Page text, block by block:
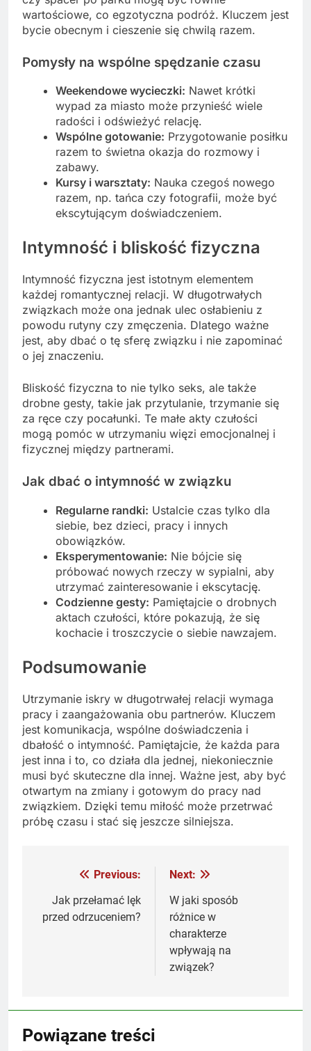
wartościowe, co egzotyczna podróż. Kluczem jest
bycie obecnym i cieszenie się chwilą razem.
Pomysły na wspólne spędzanie czasu
Weekendowe wycieczki: Nawet krótki
wypad za miasto może przynieść wiele
radości i odświeżyć relację.
Wspólne gotowanie: Przygotowanie posiłku
razem to świetna okazja do rozmowy i
zabawy.
Kursy i warsztaty: Nauka czegoś nowego
razem, np. tańca czy fotografii, może być
ekscytującym doświadczeniem.
Intymność i bliskość fizyczna
Intymność fizyczna jest istotnym elementem
każdej romantycznej relacji. W długotrwałych
związkach może ona jednak ulec osłabieniu z
powodu rutyny czy zmęczenia. Dlatego ważne
jest, aby dbać o tę sferę związku i nie zapominać
o jej znaczeniu.
Bliskość fizyczna to nie tylko seks, ale także
drobne gesty, takie jak przytulanie, trzymanie się
za ręce czy pocałunki. Te małe akty czułości
mogą pomóc w utrzymaniu więzi emocjonalnej i
fizycznej między partnerami.
Jak dbać o intymność w związku
Regularne randki: Ustalcie czas tylko dla
siebie, bez dzieci, pracy i innych
obowiązków.
Eksperymentowanie: Nie bójcie się
próbować nowych rzeczy w sypialni, aby
utrzymać zainteresowanie i ekscytację.
Codzienne gesty: Pamiętajcie o drobnych
aktach czułości, które pokazują, że się
kochacie i troszczycie o siebie nawzajem.
Podsumowanie
Utrzymanie iskry w długotrwałej relacji wymaga
pracy i zaangażowania obu partnerów. Kluczem
jest komunikacja, wspólne doświadczenia i
dbałość o intymność. Pamiętajcie, że każda para
jest inna i to, co działa dla jednej, niekoniecznie
musi być skuteczne dla innej. Ważne jest, aby być
otwartym na zmiany i gotowym do pracy nad
związkiem. Dzięki temu miłość może przetrwać
próbę czasu i stać się jeszcze silniejsza.
Nawigacja
wpisu
Previous:
Jak przełamać lęk
przed odrzuceniem?
Next:
W jaki sposób
różnice w
charakterze
wpływają na
związek?
Powiązane treści